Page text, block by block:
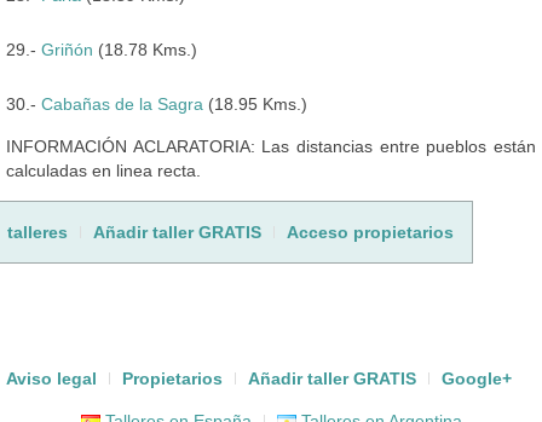
29.- Griñón (18.78 Kms.)
30.- Cabañas de la Sagra (18.95 Kms.)
INFORMACIÓN ACLARATORIA: Las distancias entre pueblos están
calculadas en linea recta.
talleres Añadir taller GRATIS Acceso propietarios
Aviso legal Propietarios Añadir taller GRATIS Google+